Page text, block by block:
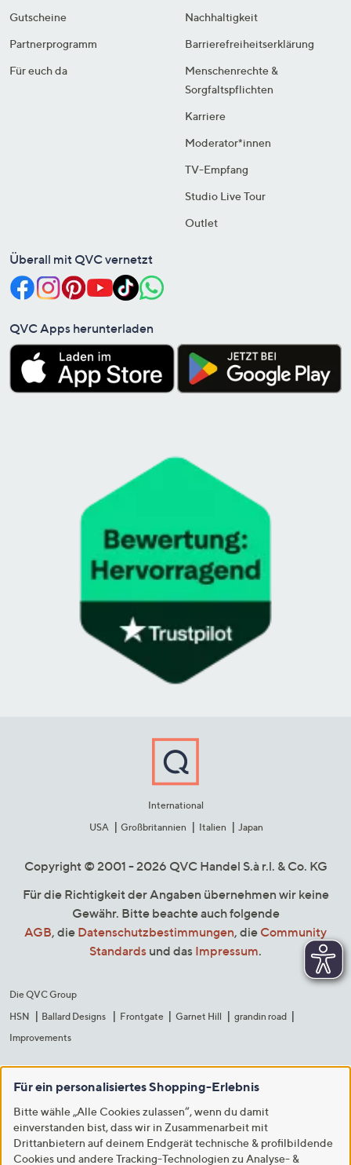
Gutscheine
Partnerprogramm
Für euch da
Nachhaltigkeit
Barrierefreiheitserklärung
Menschenrechte &
Sorgfaltspflichten
Karriere
Moderator*innen
TV-Empfang
Studio Live Tour
Outlet
Überall mit QVC vernetzt
QVC Apps herunterladen
International
USA
Großbritannien Italien Japan
Copyright © 2001 - 2026 QVC Handel S.à r.l. & Co. KG
Für die Richtigkeit der Angaben übernehmen wir keine
Gewähr. Bitte beachte auch folgende
AGB, die Datenschutzbestimmungen, die Community
Standards und das Impressum.
Die QVC Group
HSN
Ballard Designs Frontgate Garnet Hill
grandin road
Improvements
Für ein personalisiertes Shopping-Erlebnis
Bitte wähle „Alle Cookies zulassen“, wenn du damit
einverstanden bist, dass wir in Zusammenarbeit mit
Drittanbietern auf deinem Endgerät technische & profilbildende
Cookies und andere Tracking-Technologien zu Analyse- &